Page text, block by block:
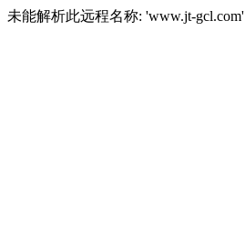
未能解析此远程名称: 'www.jt-gcl.com'